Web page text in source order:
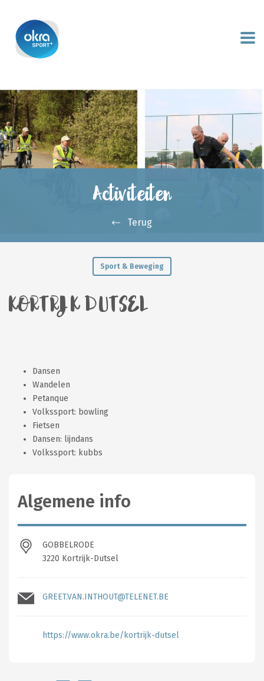
Activiteiten
Terug
Sport & Beweging
KORTRIJK DUTSEL
Dansen
Wandelen
Petanque
Volkssport: bowling
Fietsen
Dansen: lijndans
Volkssport: kubbs
Algemene info
GOBBELRODE
3220 Kortrijk-Dutsel
GREET.VAN.INTHOUT@TELENET.BE
https://www.okra.be/kortrijk-dutsel